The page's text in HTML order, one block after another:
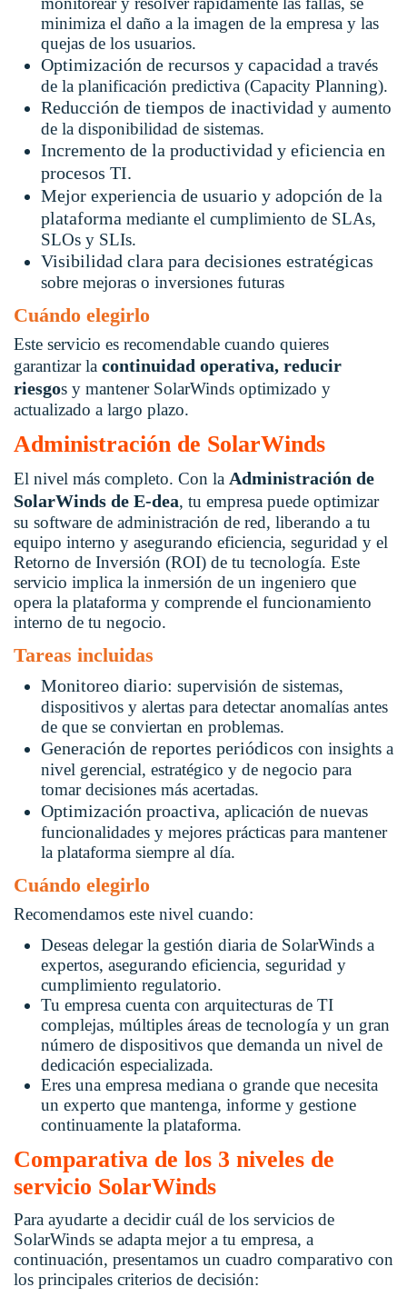
minimiza el daño a la imagen de la empresa y las
quejas de los usuarios.
Optimización de recursos y capacidad a través
de la planificación predictiva (Capacity Planning).
Reducción de tiempos de inactividad y aumento
de la disponibilidad de sistemas.
Incremento de la productividad y eficiencia en
procesos TI.
Mejor experiencia de usuario y adopción de la
plataforma mediante el cumplimiento de SLAs,
SLOs y SLIs.
Visibilidad clara para decisiones estratégicas
sobre mejoras o inversiones futuras
Cuándo elegirlo
Este servicio es recomendable cuando quieres
garantizar la continuidad operativa, reducir
riesgos y mantener SolarWinds optimizado y
actualizado a largo plazo.
Administración de SolarWinds
El nivel más completo. Con la Administración de
SolarWinds de E-dea, tu empresa puede optimizar
su software de administración de red, liberando a tu
equipo interno y asegurando eficiencia, seguridad y el
Retorno de Inversión (ROI) de tu tecnología. Este
servicio implica la inmersión de un ingeniero que
opera la plataforma y comprende el funcionamiento
interno de tu negocio.
Tareas incluidas
Monitoreo diario: supervisión de sistemas,
dispositivos y alertas para detectar anomalías antes
de que se conviertan en problemas.
Generación de reportes periódicos con insights a
nivel gerencial, estratégico y de negocio para
tomar decisiones más acertadas.
Optimización proactiva, aplicación de nuevas
funcionalidades y mejores prácticas para mantener
la plataforma siempre al día.
Cuándo elegirlo
Recomendamos este nivel cuando:
Deseas delegar la gestión diaria de SolarWinds a
expertos, asegurando eficiencia, seguridad y
cumplimiento regulatorio.
Tu empresa cuenta con arquitecturas de TI
complejas, múltiples áreas de tecnología y un gran
número de dispositivos que demanda un nivel de
dedicación especializada.
Eres una empresa mediana o grande que necesita
un experto que mantenga, informe y gestione
continuamente la plataforma.
Comparativa de los 3 niveles de
servicio SolarWinds
Para ayudarte a decidir cuál de los servicios de
SolarWinds se adapta mejor a tu empresa, a
continuación, presentamos un cuadro comparativo con
los principales criterios de decisión: